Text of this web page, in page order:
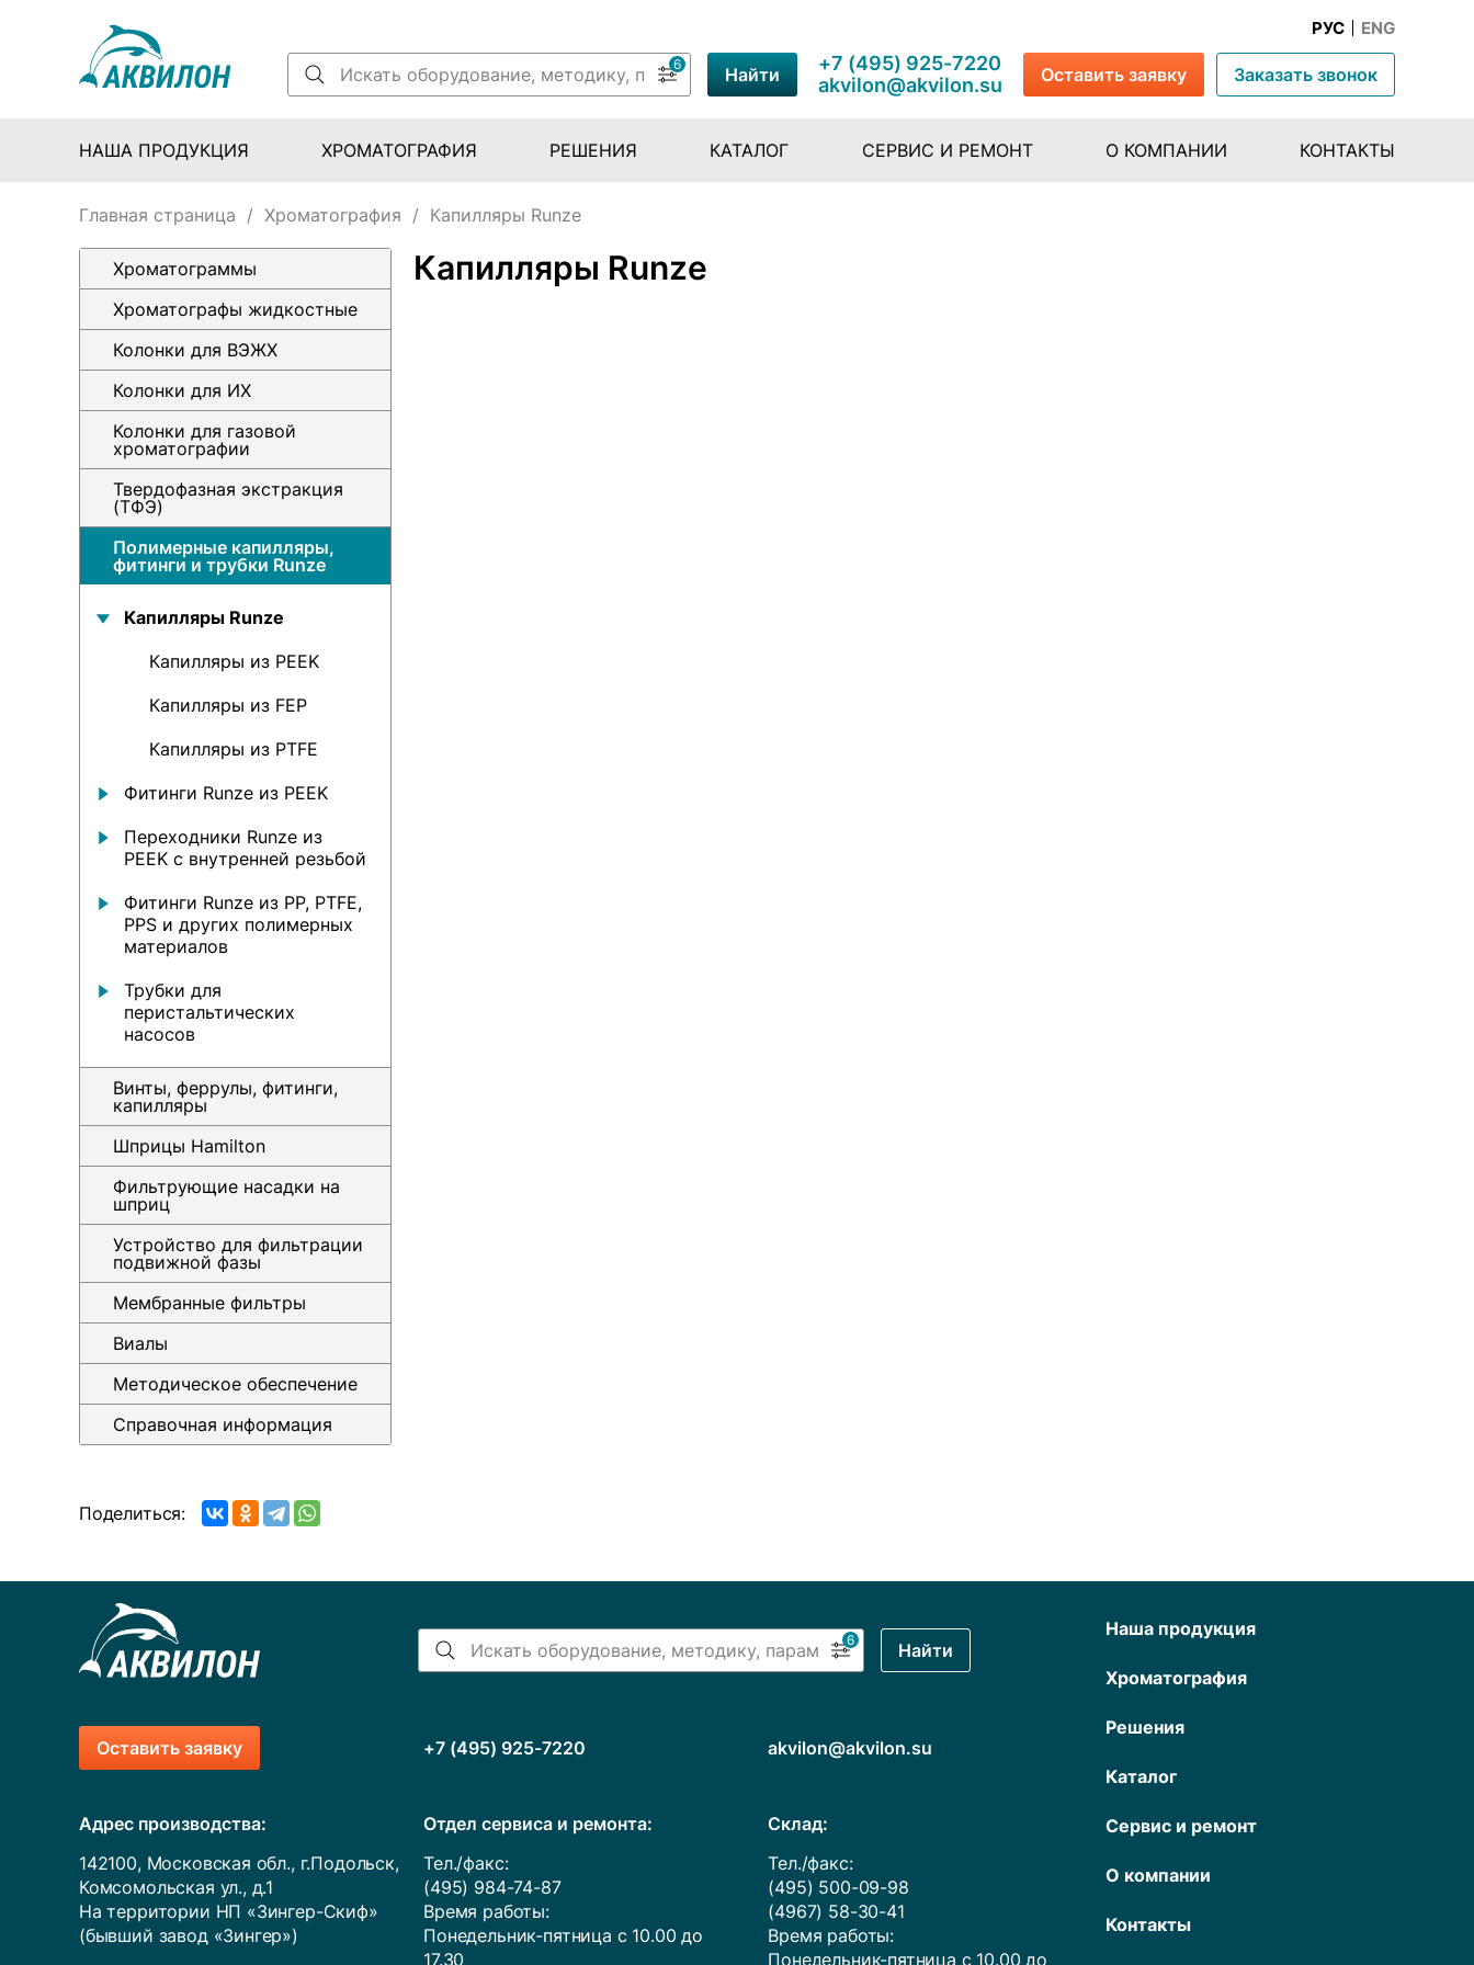
РУС ENG
6 Найти
+7 (495) 925-7220
akvilon@akvilon.su
Оставить заявку Заказать звонок
НАША ПРОДУКЦИЯ ХРОМАТОГРАФИЯ РЕШЕНИЯ КАТАЛОГ СЕРВИС И РЕМОНТ О КОМПАНИИ КОНТАКТЫ
Главная страница / Хроматография / Капилляры Runze
Капилляры Runze
Хроматограммы
Хроматографы жидкостные
Колонки для ВЭЖХ
Колонки для ИХ
Колонки для газовой
хроматографии
Твердофазная экстракция
(ТФЭ)
Полимерные капилляры,
фитинги и трубки Runze
Капилляры Runze
Капилляры из PEEK
Капилляры из FEP
Капилляры из PTFE
Фитинги Runze из PEEK
Переходники Runze из
PEEK с внутренней резьбой
Фитинги Runze из PP, PTFE,
PPS и других полимерных
материалов
Трубки для
перистальтических
насосов
Винты, феррулы, фитинги,
капилляры
Шприцы Hamilton
Фильтрующие насадки на
шприц
Устройство для фильтрации
подвижной фазы
Мембранные фильтры
Виалы
Методическое обеспечение
Справочная информация
Поделиться:
6 Найти
Оставить заявку +7 (495) 925-7220 akvilon@akvilon.su
Адрес производства:
142100, Московская обл., г.Подольск,
Комсомольская ул., д.1
На территории НП «Зингер-Скиф»
(бывший завод «Зингер»)
Отдел сервиса и ремонта:
Тел./факс:
(495) 984-74-87
Время работы:
Понедельник-пятница с 10.00 до
17.30
Cклад:
Тел./факс:
(495) 500-09-98
(4967) 58-30-41
Время работы:
Понедельник-пятница с 10.00 до
Наша продукция
Хроматография
Решения
Каталог
Сервис и ремонт
О компании
Контакты